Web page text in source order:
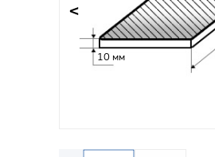
10 мм
<